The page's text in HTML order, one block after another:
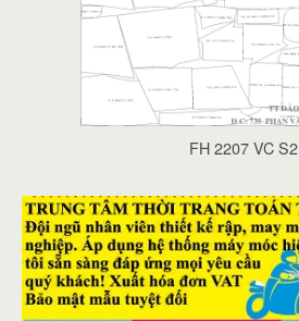
FH 2207 VC S2